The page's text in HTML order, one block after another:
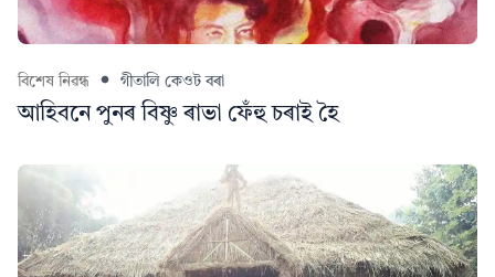
বিশেষ নিৱন্ধ গীতালি কেওট বৰা
আহিবনে পুনৰ বিষ্ণু ৰাভা ফেঁহু চৰাই হৈ